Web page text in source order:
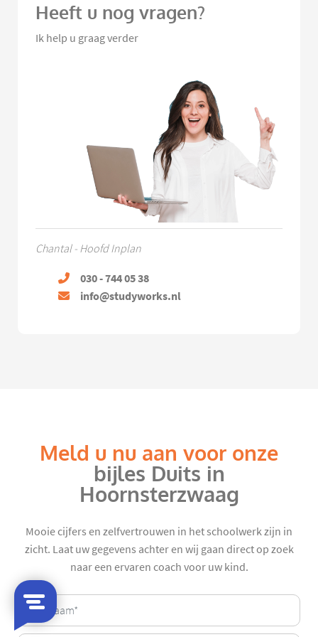
Heeft u nog vragen?
Ik help u graag verder
Chantal - Hoofd Inplan
030 - 744 05 38
info@studyworks.nl
Meld u nu aan voor onze
bijles Duits in
Hoornsterzwaag
Mooie cijfers en zelfvertrouwen in het schoolwerk zijn in
zicht. Laat uw gegevens achter en wij gaan direct op zoek
naar een ervaren coach voor uw kind.